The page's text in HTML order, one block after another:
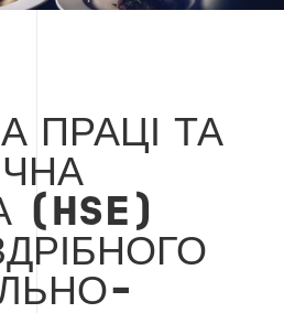
ПРАЦІ ТА
( HSE )